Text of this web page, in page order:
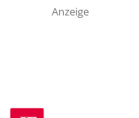
Anzeige